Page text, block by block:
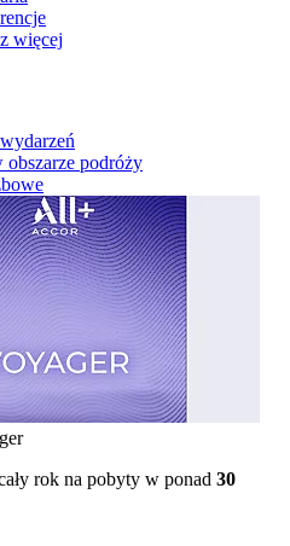
więcej
obszarze podróży
rok na pobyty w ponad 30